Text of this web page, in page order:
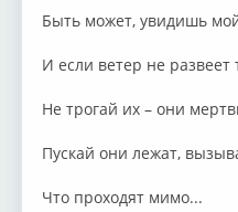
Быть может, увидишь
И если ветер не развеет
Не трогай их – они
Пускай они лежат,
Что проходят мимо...